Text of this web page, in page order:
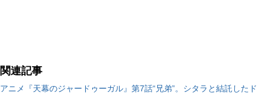
関連記事
アニメ『天幕のジャードゥーガル』第7話“兄弟”。シタラと結託したド